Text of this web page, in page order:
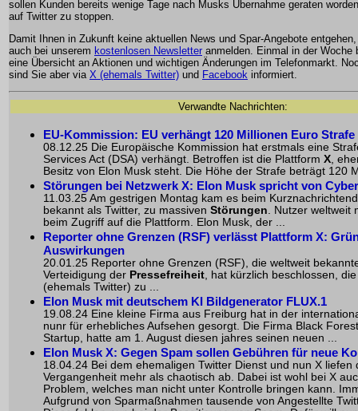
sollen Kunden bereits wenige Tage nach Musks Übernahme geraten
auf Twitter zu stoppen.
Damit Ihnen in Zukunft keine aktuellen News und Spar-Angebote
auch bei unserem kostenlosen Newsletter anmelden. Einmal in der Woche
eine Übersicht an Aktionen und wichtigen Änderungen im Telefonmarkt.
sind Sie aber via X (ehemals Twitter) und Facebook informiert.
Verwandte Nachrichten:
EU-Kommission: EU verhängt 120 Millionen Euro Strafe
08.12.25 Die Europäische Kommission hat erstmals eine
Services Act (DSA) verhängt. Betroffen ist die Plattform X ,
Besitz von Elon Musk steht. Die Höhe der Strafe beträgt 120
Störungen bei Netzwerk X: Elon Musk spricht von
11.03.25 Am gestrigen Montag kam es beim
bekannt als Twitter, zu massiven Störungen . Nutzer
beim Zugriff auf die Plattform. Elon Musk, der ...
Reporter ohne Grenzen (RSF) verlässt Plattform X:
Auswirkungen
20.01.25 Reporter ohne Grenzen (RSF), die weltweit
Verteidigung der Pressefreiheit , hat kürzlich beschlossen,
(ehemals Twitter) zu ...
Elon Musk mit deutschem KI Bildgenerator FLUX.1
19.08.24 Eine kleine Firma aus Freiburg hat in der
nunr für erhebliches Aufsehen gesorgt. Die Firma Black
Startup, hatte am 1. August diesen jahres seinen neuen ...
Elon Musk X: Gegen Spam sollen Gebühren für neue
18.04.24 Bei dem ehemaligen Twitter Dienst und nun X liefen
Vergangenheit mehr als chaotisch ab. Dabei ist wohl bei X
Problem, welches man nicht unter Kontrolle bringen kann.
Aufgrund von Sparmaßnahmen tausende von Angestellte